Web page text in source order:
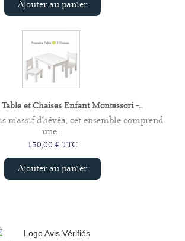
Ajouter au panier
et Chaises Enfant Montessori -...
massif d'hévéa, cet ensemble comprend
une...
150,00 € TTC
Ajouter au panier